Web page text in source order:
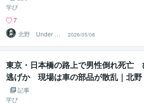
学び
7
北野 Under Shi
eld代表
2026/05/08
東京・日本橋の路上で男性倒れ死亡
逃げか 現場は車の部品が散乱｜北
erShield代表 の見解
記事
学び